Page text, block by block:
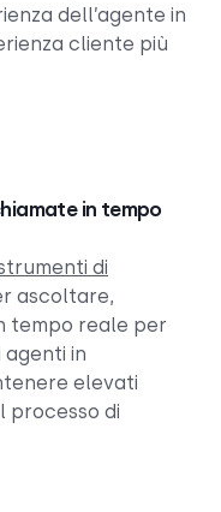
dell’agente in
cliente più
in tempo
di
ascoltare,
tempo reale per
in
elevati
processo di